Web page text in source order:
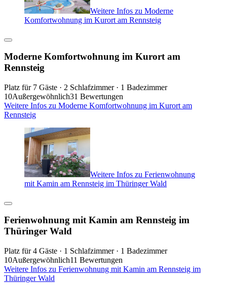
Weitere Infos zu Moderne
Komfortwohnung im Kurort am Rennsteig
Moderne Komfortwohnung im Kurort am
Rennsteig
Platz für 7 Gäste · 2 Schlafzimmer · 1 Badezimmer
10Außergewöhnlich31 Bewertungen
Weitere Infos zu Moderne Komfortwohnung im Kurort am
Rennsteig
Weitere Infos zu Ferienwohnung
mit Kamin am Rennsteig im Thüringer Wald
Ferienwohnung mit Kamin am Rennsteig im
Thüringer Wald
Platz für 4 Gäste · 1 Schlafzimmer · 1 Badezimmer
10Außergewöhnlich11 Bewertungen
Weitere Infos zu Ferienwohnung mit Kamin am Rennsteig im
Thüringer Wald